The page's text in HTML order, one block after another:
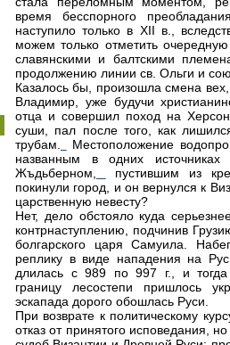
время бесспорного
наступило только в XII в.,
можем только отметить
славянскими и балтскими
продолжению линии св. Ольги и
Казалось бы, произошла смена
Владимир, уже будучи
отца и совершил поход на
суши, пал после того, как
трубам.
Местоположение
названным в одних
Жъдьберном,
пустившим из
покинули город, и он вернулся к
царственную невесту?
Нет, дело обстояло куда
контрнаступлению, подчинив
болгарского царя Самуила.
реплику в виде нападения на
длилась с 989 по 997 г., и
границу лесостепи пришлось
эскапада дорого обошлась Руси.
При возврате к политическому
отказ от принятого исповедания,